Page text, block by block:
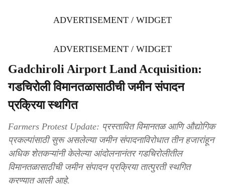
ADVERTISEMENT / WIDGET
ADVERTISEMENT / WIDGET
Gadchiroli Airport Land Acquisition:
गडचिरोली विमानतळासाठीची जमीन संपादन
प्रक्रिया स्थगित
Farmers Protest Update: प्रस्तावित विमानतळ आणि औद्योगिक
प्रकल्पांसाठी सुरू असलेल्या जमीन संपादनाविरोधात तीन हजारांहून
अधिक शेतकऱ्यांनी केलेल्या आंदोलनानंतर गडचिरोलीतील
विमानतळासाठीची जमीन संपादन प्रक्रिया तात्पुरती स्थगित
करण्यात आली आहे.